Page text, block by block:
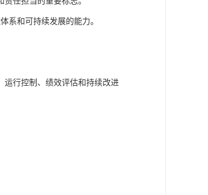
系和可持续发展的能力。
运行控制、绩效评估和持续改进